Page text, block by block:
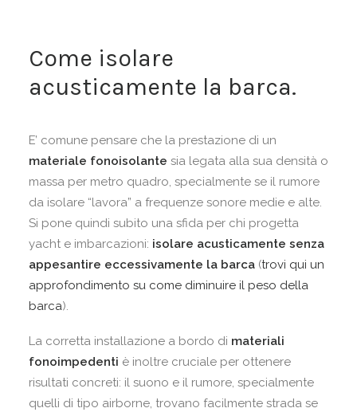
Come isolare
acusticamente la barca.
E’ comune pensare che la prestazione di un
materiale fonoisolante sia legata alla sua densità o
massa per metro quadro, specialmente se il rumore
da isolare “lavora” a frequenze sonore medie e alte.
Si pone quindi subito una sfida per chi progetta
yacht e imbarcazioni: isolare acusticamente senza
appesantire eccessivamente la barca (trovi qui un
approfondimento su come diminuire il peso della
barca).
La corretta installazione a bordo di materiali
fonoimpedenti è inoltre cruciale per ottenere
risultati concreti: il suono e il rumore, specialmente
quelli di tipo airborne, trovano facilmente strada se